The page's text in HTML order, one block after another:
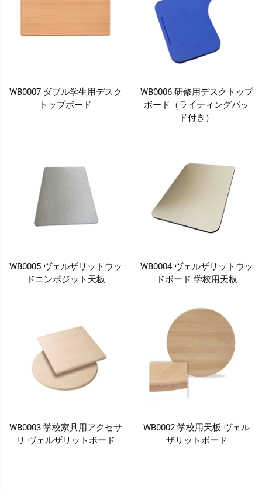
WB0007 ダブル学生用デスク
トップボード
WB0006 研修用デスクトップ
ボード（ライティングパッ
ド付き）
WB0005 ヴェルザリットウッ
ドコンポジット天板
WB0004 ヴェルザリットウッ
ドボード 学校用天板
WB0003 学校家具用アクセサ
リ ヴェルザリットボード
WB0002 学校用天板 ヴェル
ザリットボード